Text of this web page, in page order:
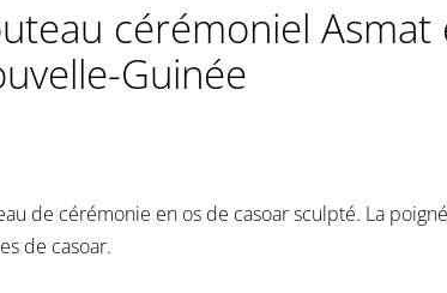
cérémoniel
Guinée
de cérémonie en os de casoar sculpté. La
de casoar.